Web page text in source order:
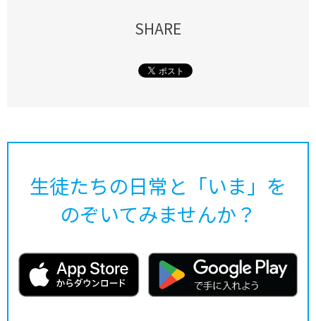
SHARE
生徒たちの日常と「いま」を
のぞいてみませんか？